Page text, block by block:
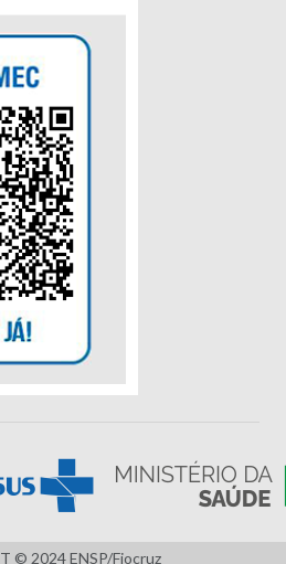
© 2024 ENSP/Fiocruz